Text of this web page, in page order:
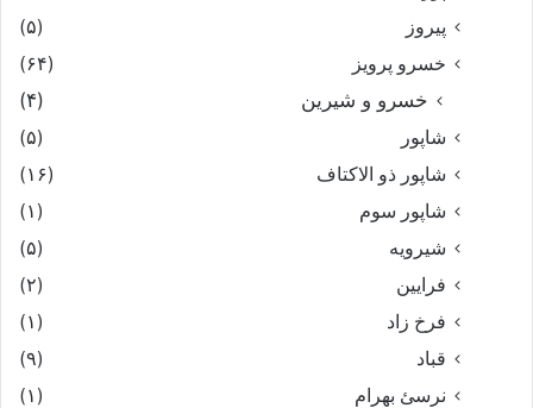
پیروز
(۵)
خسرو پرویز
(۶۴)
خسرو و شیرین (۴)
شاپور
(۵)
شاپور ذو الاکتاف
(۱۶)
شاپور سوم‏
(۱)
شیرویه
(۵)
فرایین
(۲)
فرخ زاد
(۱)
قباد
(۹)
نرسئ بهرام‏
(۱)